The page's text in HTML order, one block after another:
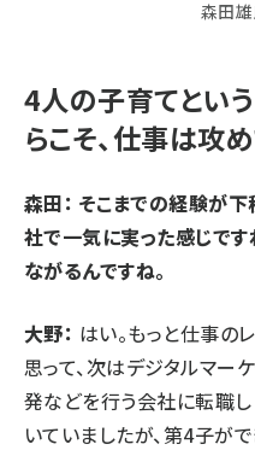
森田雄
4人の子育てとい
らこそ、仕事は攻
森田： そこまでの経験が
社で一気に実った感じです
ながるんですね。
大野： はい。もっと仕事の
思って、次はデジタルマー
発などを行う会社に転職
いていましたが、第4子が